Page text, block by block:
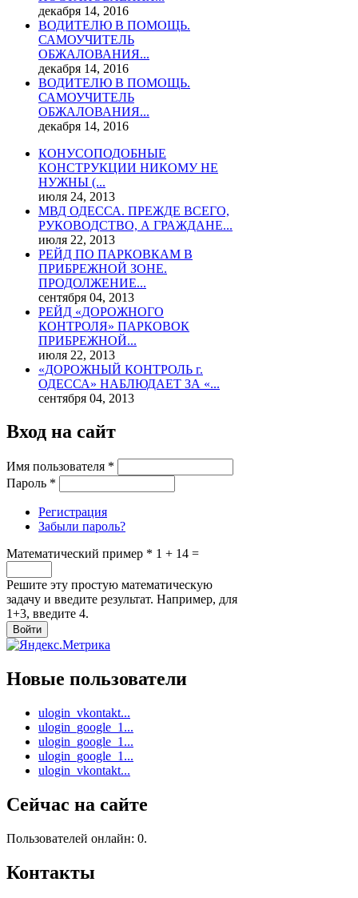
декабря 14, 2016
ВОДИТЕЛЮ В ПОМОЩЬ.
САМОУЧИТЕЛЬ
ОБЖАЛОВАНИЯ...
декабря 14, 2016
ВОДИТЕЛЮ В ПОМОЩЬ.
САМОУЧИТЕЛЬ
ОБЖАЛОВАНИЯ...
декабря 14, 2016
КОНУСОПОДОБНЫЕ
КОНСТРУКЦИИ НИКОМУ НЕ
НУЖНЫ (...
июля 24, 2013
МВД ОДЕССА. ПРЕЖДЕ ВСЕГО,
РУКОВОДСТВО, А ГРАЖДАНЕ...
июля 22, 2013
РЕЙД ПО ПАРКОВКАМ В
ПРИБРЕЖНОЙ ЗОНЕ.
ПРОДОЛЖЕНИЕ...
сентября 04, 2013
РЕЙД «ДОРОЖНОГО
КОНТРОЛЯ» ПАРКОВОК
ПРИБРЕЖНОЙ...
июля 22, 2013
«ДОРОЖНЫЙ КОНТРОЛЬ г.
ОДЕССА» НАБЛЮДАЕТ ЗА «...
сентября 04, 2013
Вход на сайт
Имя пользователя *
Пароль *
Регистрация
Забыли пароль?
Математический пример * 1 + 14 =
Решите эту простую математическую
задачу и введите результат. Например, для
1+3, введите 4.
Новые пользователи
ulogin_vkontakt...
ulogin_google_1...
ulogin_google_1...
ulogin_google_1...
ulogin_vkontakt...
Сейчас на сайте
Пользователей онлайн: 0.
Контакты